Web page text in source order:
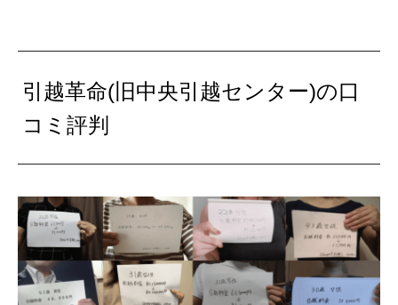
引越革命(旧中央引越センター)の口
コミ評判